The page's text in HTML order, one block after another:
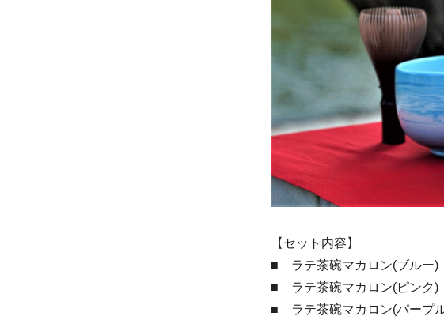
【セット内容】
■ ラテ茶碗マカロン(ブル
■ ラテ茶碗マカロン(ピン
■ ラテ茶碗マカロン(パープ